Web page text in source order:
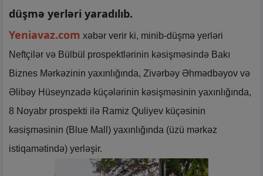
düşmə yerləri yaradılıb.
Yeniavaz.com xəbər verir ki, minib-düşmə yerləri
Neftçilər və Bülbül prospektlərinin kəsişməsində Bakı
Biznes Mərkəzinin yaxınlığında, Zivərbəy Əhmədbəyov və
Əlibəy Hüseynzadə küçələrinin kəsişməsinin yaxınlığında,
8 Noyabr prospekti ilə Ramiz Quliyev küçəsinin
kəsişməsinin (Blue Mall) yaxınlığında (üzü mərkəz
istiqamətində) yerləşir.